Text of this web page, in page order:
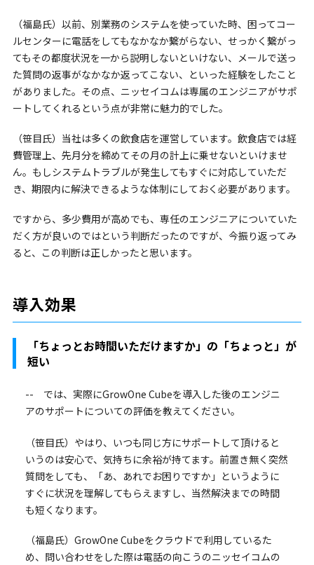
（福島氏）以前、別業務のシステムを使っていた時、困ってコー
ルセンターに電話をしてもなかなか繋がらない、せっかく繋がっ
てもその都度状況を一から説明しないといけない、メールで送っ
た質問の返事がなかなか返ってこない、といった経験をしたこと
がありました。その点、ニッセイコムは専属のエンジニアがサポ
ートしてくれるという点が非常に魅力的でした。
（笹目氏）当社は多くの飲食店を運営しています。飲食店では経
費管理上、先月分を締めてその月の計上に乗せないといけませ
ん。もしシステムトラブルが発生してもすぐに対応していただ
き、期限内に解決できるような体制にしておく必要があります。
ですから、多少費用が高めでも、専任のエンジニアについていた
だく方が良いのではという判断だったのですが、今振り返ってみ
ると、この判断は正しかったと思います。
導入効果
「ちょっとお時間いただけますか」の「ちょっと」が
短い
-- では、実際にGrowOne Cubeを導入した後のエンジニ
アのサポートについての評価を教えてください。
（笹目氏）やはり、いつも同じ方にサポートして頂けると
いうのは安心で、気持ちに余裕が持てます。前置き無く突然
質問をしても、「あ、あれでお困りですか」というように
すぐに状況を理解してもらえますし、当然解決までの時間
も短くなります。
（福島氏）GrowOne Cubeをクラウドで利用しているた
め、問い合わせをした際は電話の向こうのニッセイコムの